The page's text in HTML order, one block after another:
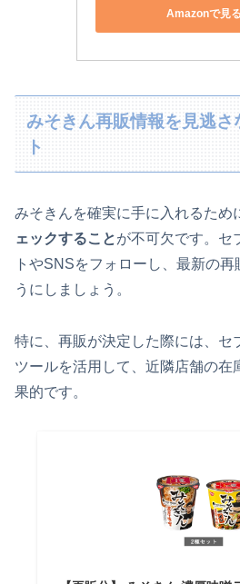
Amazonで見る
みそきん再販情報を見逃さ
ト
みそきんを確実に手に入れるため
ェックすることが不可欠です。セ
トやSNSをフォローし、最新の
うにしましょう。
特に、再販が決定した際には、セ
ツールを活用して、近隣店舗の在
果的です。